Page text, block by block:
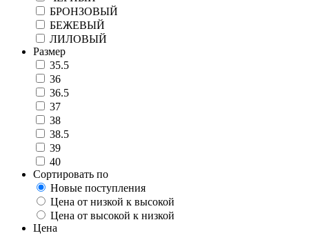
БРОНЗОВЫЙ
БЕЖЕВЫЙ
ЛИЛОВЫЙ
Размер
35.5
36
36.5
37
38
38.5
39
40
Сортировать по
Новые поступления
Цена от низкой к высокой
Цена от высокой к низкой
Цена